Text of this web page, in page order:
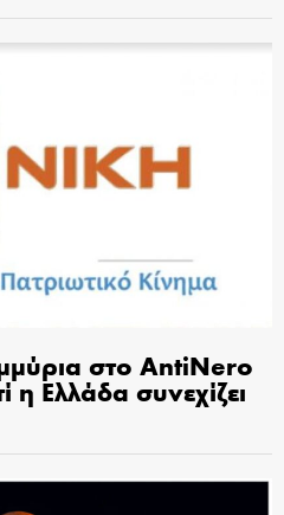
στο AntiNero
η Ελλάδα συνεχίζει